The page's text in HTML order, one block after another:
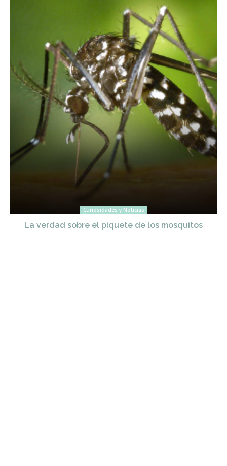
Curiosidades y Noticias
La verdad sobre el piquete de los mosquitos